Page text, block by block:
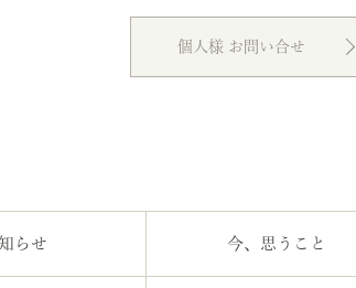
個人様 お問い合せ
らせ 今、思うこと